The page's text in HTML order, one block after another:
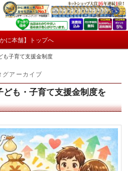
たくじょー！】
ろ情報や興味深い記事をお届けします。
に本舗】トップへ
も子育て支援金制度
グアーカイブ
も・子育て支援金制度を